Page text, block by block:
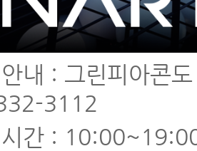
내 : 그린피아콘
3112
간 :